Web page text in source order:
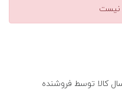
نیست
کالا توسط فروشنده